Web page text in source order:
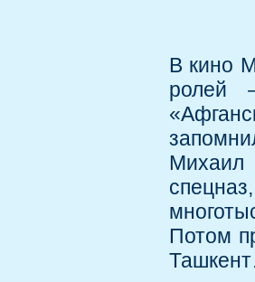
В кино
ролей
Михаил
Потом